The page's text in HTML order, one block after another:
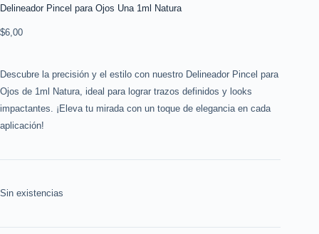
Delineador Pincel para Ojos Una 1ml Natura
$6,00
Descubre la precisión y el estilo con nuestro Delineador Pincel para
Ojos de 1ml Natura, ideal para lograr trazos definidos y looks
impactantes. ¡Eleva tu mirada con un toque de elegancia en cada
aplicación!
Sin existencias